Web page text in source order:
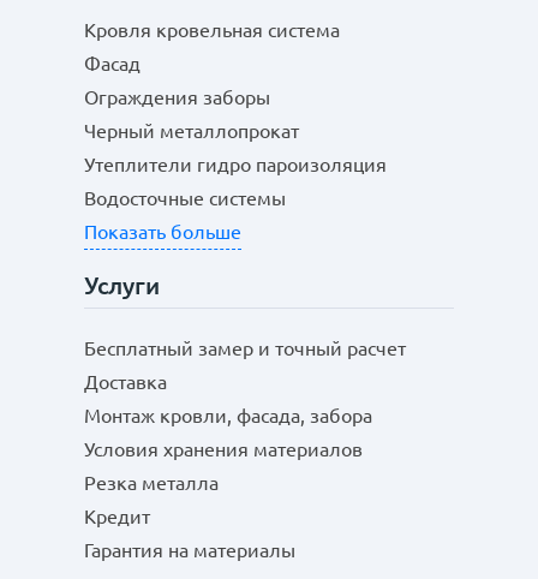
Кровля кровельная система
Фасад
Ограждения заборы
Черный металлопрокат
Утеплители гидро пароизоляция
Водосточные системы
Показать больше
Услуги
Бесплатный замер и точный расчет
Доставка
Монтаж кровли, фасада, забора
Условия хранения материалов
Резка металла
Кредит
Гарантия на материалы